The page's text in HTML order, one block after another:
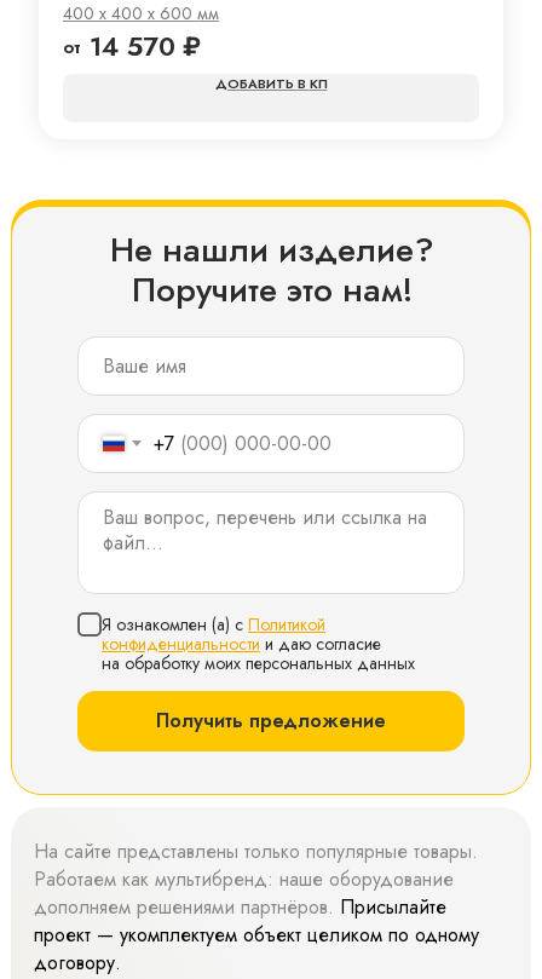
400 x 400 x 600 мм
14 570 ₽
КП
Не нашли изделие?
Поручите это нам!
На сайте представлены только популярные товары.
Работаем как мультибренд: наше оборудование
дополняем решениями партнёров. Присылайте
проект — укомплектуем объект целиком по одному
договору.
+7
Я ознакомлен (а) с Политикой
конфиденциальности и даю согласие
на обработку моих персональных данных
Получить предложение